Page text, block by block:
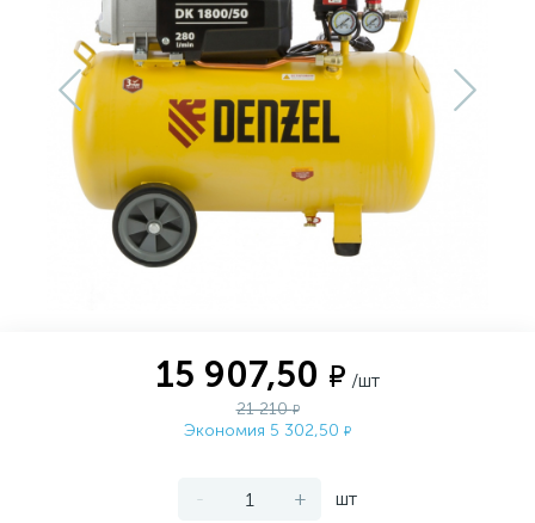
15 907,50 ₽ /шт
21 210₽
Экономия 5 302,50 ₽
- + шт